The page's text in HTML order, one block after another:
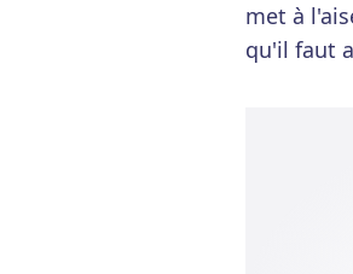
met à
qu'il faut